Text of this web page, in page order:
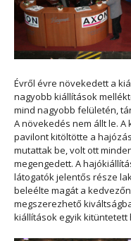
Évről évre növekedett a
nagyobb kiállítások
mind nagyobb felületén,
A növekedés nem állt le.
pavilont kitöltötte a
mutattak be, volt ott
megengedett. A
látogatók jelentős része
beleélte magát a
megszerezhető
kiállítások egyik kitüntetett